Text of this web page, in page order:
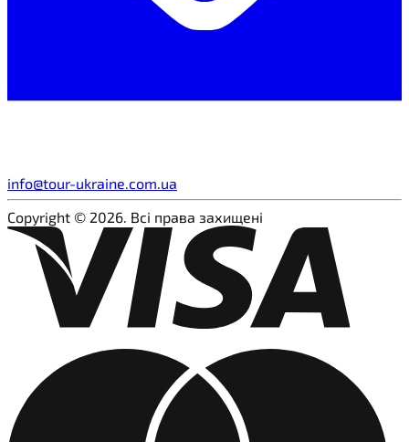
info@tour-ukraine.com.ua
Copyright © 2026. Всі права захищені